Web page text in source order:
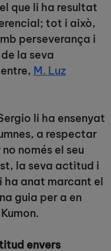
que li ha resultat
tot i això,
perseverança i
la seva
M. Luz
li ha ensenyat
a respectar
només el seu
la seva actitud i
ha anat marcant el
guia per a en
envers